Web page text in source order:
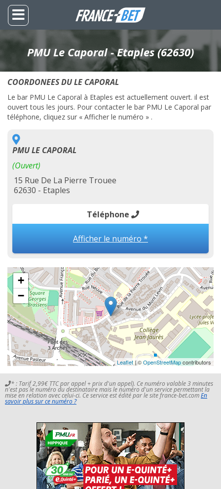
PMU Le Caporal - Etaples (62630)
COORDONEES DU LE CAPORAL
Le bar PMU Le Caporal à Etaples est actuellement ouvert. il est
ouvert tous les jours. Pour contacter le bar PMU Le Caporal par
téléphone, cliquez sur « Afficher le numéro » .
PMU LE CAPORAL
(Ouvert)
15 Rue De La Pierre Trouee
62630 - Etaples
Téléphone
Afficher le numéro *
+
−
Leaflet | ©OpenStreetMapcontributors
* : Tarif 2,99€ TTC par appel + prix d'un appel). Ce numéro valable 3 minutes
n'est pas le numéro du destinataire mais le numéro d'un service permettant la
mise en relation avec celui-ci. Ce service est édité par le site france-bet.comEn
savoir plus sur ce numéro ?